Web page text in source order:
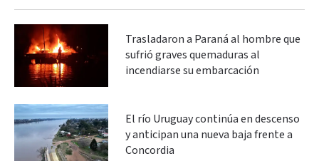
Trasladaron a Paraná al hombre que
sufrió graves quemaduras al
incendiarse su embarcación
El río Uruguay continúa en descenso
y anticipan una nueva baja frente a
Concordia